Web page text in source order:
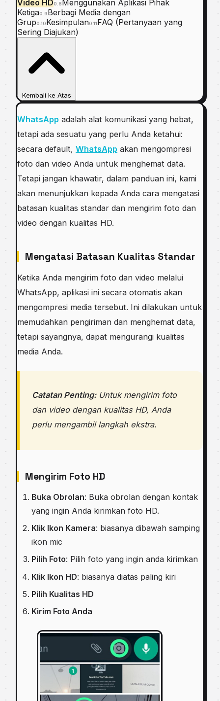
Video HD0.8 Menggunakan Aplikasi Pihak
Ketiga0.9Berbagi Media dengan
Grup0.10Kesimpulan0.11FAQ (Pertanyaan yang
Sering Diajukan)
Kembali ke Atas
WhatsApp adalah alat komunikasi yang hebat,
tetapi ada sesuatu yang perlu Anda ketahui:
secara default, WhatsApp akan mengompresi
foto dan video Anda untuk menghemat data.
Tetapi jangan khawatir, dalam panduan ini, kami
akan menunjukkan kepada Anda cara mengatasi
batasan kualitas standar dan mengirim foto dan
video dengan kualitas HD.
Mengatasi Batasan Kualitas Standar
Ketika Anda mengirim foto dan video melalui
WhatsApp, aplikasi ini secara otomatis akan
mengompresi media tersebut. Ini dilakukan untuk
memudahkan pengiriman dan menghemat data,
tetapi sayangnya, dapat mengurangi kualitas
media Anda.
Catatan Penting:Untuk mengirim foto
dan video dengan kualitas HD, Anda
perlu mengambil langkah ekstra.
Mengirim Foto HD
Buka Obrolan: Buka obrolan dengan kontak
yang ingin Anda kirimkan foto HD.
Klik Ikon Kamera: biasanya dibawah samping
ikon mic
Pilih Foto: Pilih foto yang ingin anda kirimkan
Klik Ikon HD: biasanya diatas paling kiri
Pilih Kualitas HD
Kirim Foto Anda